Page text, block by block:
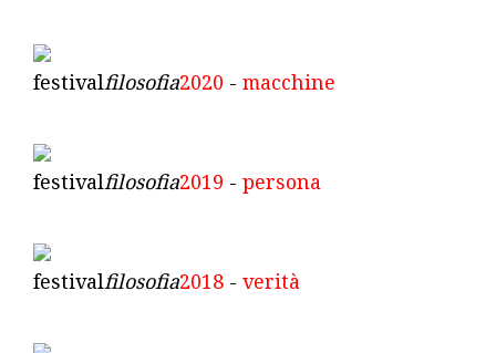
festivalfilosofia2020 - macchine
festivalfilosofia2019 - persona
festivalfilosofia2018 - verità